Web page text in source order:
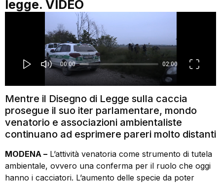
legge. VIDEO
Mentre il Disegno di Legge sulla caccia
prosegue il suo iter parlamentare, mondo
venatorio e associazioni ambientaliste
continuano ad esprimere pareri molto distanti
MODENA – L’attività venatoria come strumento di tutela
ambientale, ovvero una conferma per il ruolo che oggi
hanno i cacciatori. L’aumento delle specie da poter